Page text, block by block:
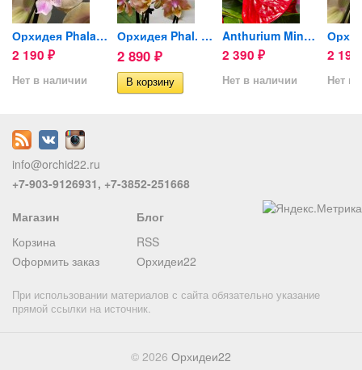
Орхидея Phalaenopsis Big...
2 190 ₽
Нет в наличии
Орхидея Phal. Perfume...
2 890 ₽
Anthurium Minnesota (отцвел)
2 390 ₽
Нет в наличии
2 190
Нет в
info@orchid22.ru
+7-903-9126931, +7-3852-251668
Магазин
Корзина
Оформить заказ
Блог
RSS
Орхидеи22
При использовании материалов с сайта обязательно указание
прямой ссылки на источник.
© 2026 Орхидеи22